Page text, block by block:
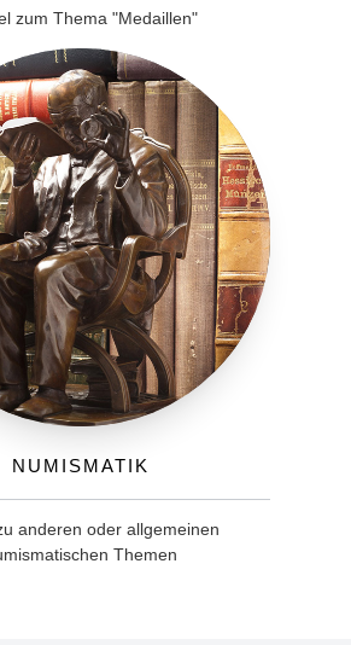
zum Thema "Medaillen"
Numismatik
anderen oder allgemeinen
Themen